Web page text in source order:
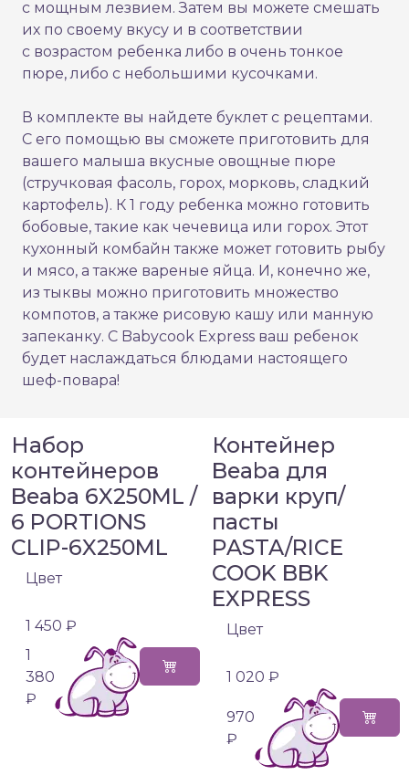
с мощным лезвием. Затем вы можете смешать
их по своему вкусу и в соответствии
с возрастом ребенка либо в очень тонкое
пюре, либо с небольшими кусочками.
В комплекте вы найдете буклет с рецептами.
С его помощью вы сможете приготовить для
вашего малыша вкусные овощные пюре
(стручковая фасоль, горох, морковь, сладкий
картофель). К 1 году ребенка можно готовить
бобовые, такие как чечевица или горох. Этот
кухонный комбайн также может готовить рыбу
и мясо, а также вареные яйца. И, конечно же,
из тыквы можно приготовить множество
компотов, а также рисовую кашу или манную
запеканку. С Babycook Express ваш ребенок
будет наслаждаться блюдами настоящего
шеф-повара!
Набор
контейнеров
Beaba 6X250ML /
6 PORTIONS
CLIP-6X250ML
Цвет
1 450 ₽
1
380
₽
Контейнер
Beaba для
варки круп/
пасты
PASTA/RICE
COOK BBK
EXPRESS
Цвет
1 020 ₽
970
₽